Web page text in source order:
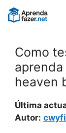
Pular
para
Como
heaven
Última
Autor: cwyfi